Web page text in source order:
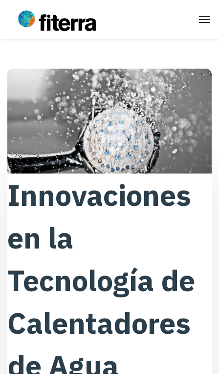
Innovaciones
en la
Tecnología de
Calentadores
de Agua